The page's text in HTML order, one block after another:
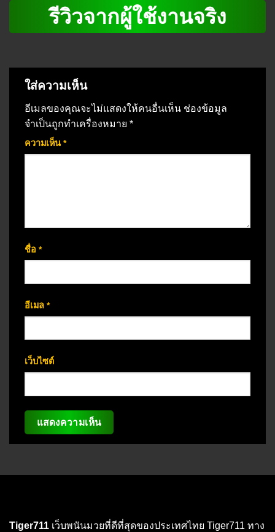
รีวิวจากผู้ใช้งานจริง
ใส่ความเห็น
อีเมลของคุณจะไม่แสดงให้คนอื่นเห็น ช่องข้อมูล
จำเป็นถูกทำเครื่องหมาย *
ความเห็น *
ชื่อ *
อีเมล *
เว็บไซต์
Tiger711 เว็บพนันมวยที่ดีที่สุดของประเทศไทย Tiger711 ทาง